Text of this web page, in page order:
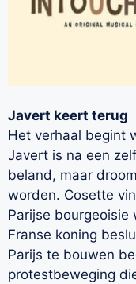
Javert keert terug
Het verhaal begint
Javert is na een
beland, maar
worden. Cosette
Parijse bourgeoisie
Franse koning
Parijs te bouwen
protestbeweging